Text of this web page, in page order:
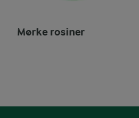
Mørke rosiner